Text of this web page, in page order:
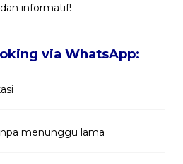
informatif!
via WhatsApp:
menunggu lama